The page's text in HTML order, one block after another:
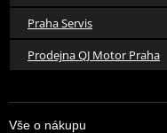
Praha Servis
Prodejna QJ Motor Praha
Vše o nákupu